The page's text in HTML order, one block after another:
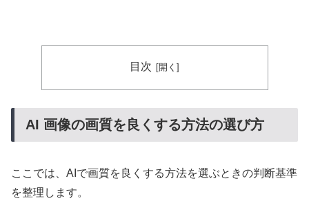
目次
AI 画像の画質を良くする方法の選び方
ここでは、AIで画質を良くする方法を選ぶときの判断基準
を整理します。